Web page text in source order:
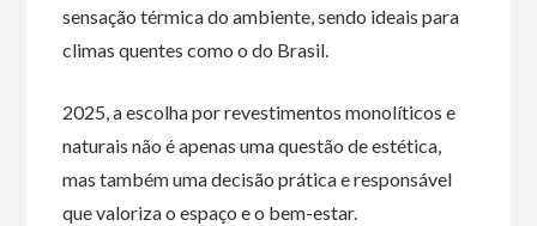
sensação térmica do ambiente, sendo ideais para
climas quentes como o do Brasil.
2025, a escolha por revestimentos monolíticos e
naturais não é apenas uma questão de estética,
mas também uma decisão prática e responsável
que valoriza o espaço e o bem-estar.